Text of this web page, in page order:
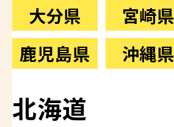
大分県
宮崎県
鹿児島県
沖縄県
北海道